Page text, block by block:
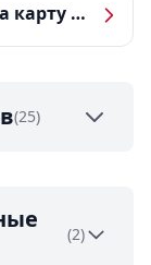
Микрозаймы без процентов на карту — ТОП-10 за 2026 год
(25)
(2)